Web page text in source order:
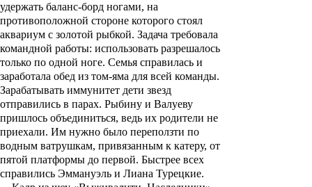
удержать баланс-борд ногами, на
противоположной стороне которого стоял
аквариум с золотой рыбкой. Задача требовала
командной работы: использовать разрешалось
только по одной ноге. Семья справилась и
заработала обед из том-яма для всей команды.
Зарабатывать иммунитет дети звезд
отправились в парах. Рыбину и Валуеву
пришлось объединиться, ведь их родители не
приехали. Им нужно было переползти по
водным ватрушкам, привязанным к катеру, от
пятой платформы до первой. Быстрее всех
справились Эммануэль и Лиана Турецкие.